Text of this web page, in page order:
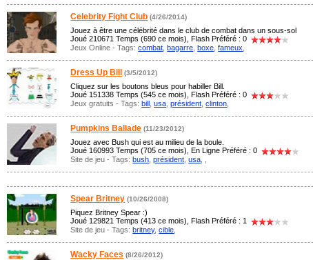
Celebrity Fight Club (4/26/2014)
Jouez à être une célébrité dans le club de combat dans un sous-sol
Joué 210671 Temps (690 ce mois), Flash Préféré : 0
Jeux Online - Tags:combat ,bagarre ,boxe ,fameux
Dress Up Bill (3/5/2012)
Cliquez sur les boutons bleus pour habiller Bill.
Joué 151338 Temps (545 ce mois), Flash Préféré : 0
Jeux gratuits - Tags:bill ,usa ,président ,clinton
Pumpkins Ballade (11/23/2012)
Jouez avec Bush qui est au milieu de la boule.
Joué 160993 Temps (705 ce mois), En Ligne Préféré : 0
Site de jeu - Tags:bush ,président ,usa
Spear Britney (10/26/2008)
Piquez Britney Spear :)
Joué 129821 Temps (413 ce mois), Flash Préféré : 1
Site de jeu - Tags:britney,cible
Wacky Faces (8/26/2012)